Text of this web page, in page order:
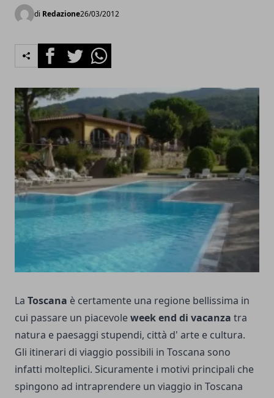
di Redazione26/03/2012
FacebookTwitterWhatsapp
La Toscana è certamente una regione bellissima in
cui passare un piacevoleweek end di vacanza tra
natura e paesaggi stupendi, città d' arte e cultura.
Gli itinerari di viaggio possibili in Toscana sono
infatti molteplici. Sicuramente i motivi principali che
spingono ad intraprendere un viaggio in Toscana